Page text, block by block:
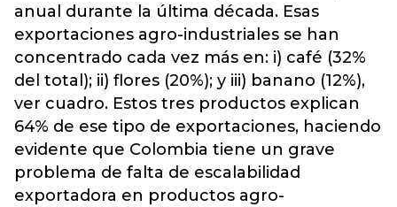
anual durante la última década. Esas
exportaciones agro-industriales se han
concentrado cada vez más en: i) café (32%
del total); ii) flores (20%); y iii) banano (12%),
ver cuadro. Estos tres productos explican
64% de ese tipo de exportaciones, haciendo
evidente que Colombia tiene un grave
problema de falta de escalabilidad
exportadora en productos agro-